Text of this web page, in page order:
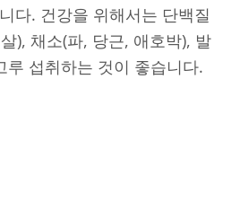
다. 건강을 위해서는 단백질
), 채소(파, 당근, 애호박), 발
루 섭취하는 것이 좋습니다.